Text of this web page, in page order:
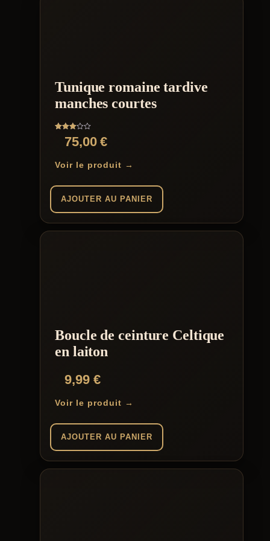
Tunique romaine tardive
manches courtes
Note
3.0075,00€
Voir le produit →
AJOUTER AU PANIER
Boucle de ceinture Celtique
en laiton
9,99 €
Voir le produit →
AJOUTER AU PANIER